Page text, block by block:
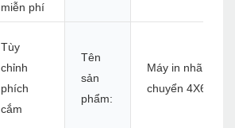
miễn phí
Tùy
chỉnh
phích
cắm
Tên
sản
phẩm:
Máy in nhãn vận
chuyển 4X6